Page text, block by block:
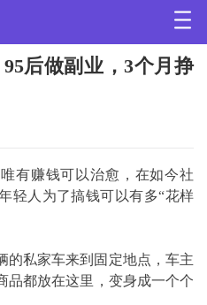
后做副业，3个月挣
有赚钱可以治愈，在如今社
轻人为了搞钱可以有多“花样
的私家车来到固定地点，车主
品都放在这里，变身成一个个